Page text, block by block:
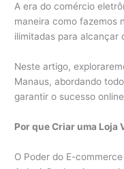
A era do comércio
maneira como fazemos
ilimitadas para alcançar
Neste artigo,
Manaus, abordando
garantir o sucesso
Por que Criar uma Loja
O Poder do E-